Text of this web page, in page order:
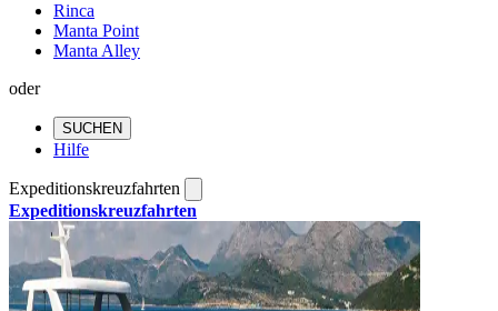
Rinca
Manta Point
Manta Alley
oder
SUCHEN
Hilfe
Expeditionskreuzfahrten
Expeditionskreuzfahrten